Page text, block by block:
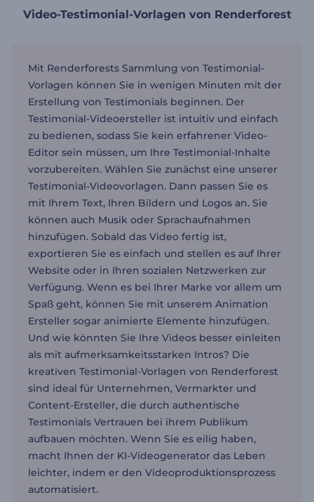
Video-Testimonial-Vorlagen von Renderforest
Mit Renderforests Sammlung von Testimonial-
Vorlagen können Sie in wenigen Minuten mit der
Erstellung von Testimonials beginnen. Der
Testimonial-Videoersteller ist intuitiv und einfach
zu bedienen, sodass Sie kein erfahrener Video-
Editor sein müssen, um Ihre Testimonial-Inhalte
vorzubereiten. Wählen Sie zunächst eine unserer
Testimonial-Videovorlagen. Dann passen Sie es
mit Ihrem Text, Ihren Bildern und Logos an. Sie
können auch Musik oder Sprachaufnahmen
hinzufügen. Sobald das Video fertig ist,
exportieren Sie es einfach und stellen es auf Ihrer
Website oder in Ihren sozialen Netzwerken zur
Verfügung. Wenn es bei Ihrer Marke vor allem um
Spaß geht, können Sie mit unserem Animation
Ersteller sogar animierte Elemente hinzufügen.
Und wie könnten Sie Ihre Videos besser einleiten
als mit aufmerksamkeitsstarken Intros? Die
kreativen Testimonial-Vorlagen von Renderforest
sind ideal für Unternehmen, Vermarkter und
Content-Ersteller, die durch authentische
Testimonials Vertrauen bei ihrem Publikum
aufbauen möchten. Wenn Sie es eilig haben,
macht Ihnen der KI-Videogenerator das Leben
leichter, indem er den Videoproduktionsprozess
automatisiert.